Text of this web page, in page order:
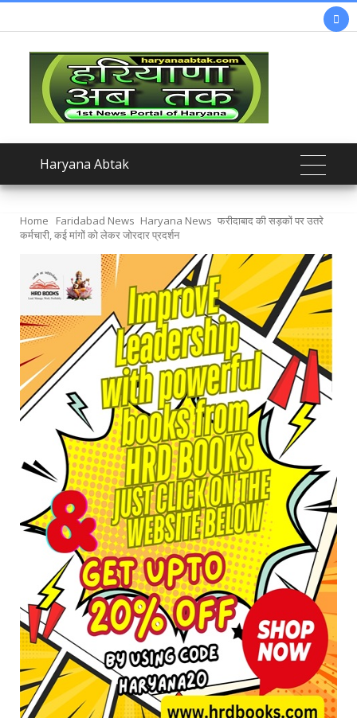

Haryana Abtak
Home Faridabad News Haryana News फरीदाबाद की सड़कों पर उतरे
कर्मचारी, कई मांगों को लेकर जोरदार प्रदर्शन